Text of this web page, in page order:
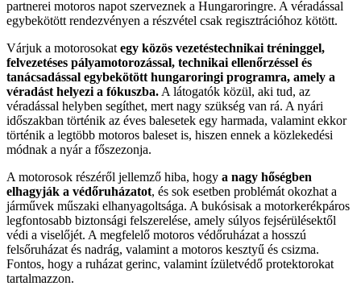
partnerei motoros napot szerveznek a Hungaroringre. A véradással
egybekötött rendezvényen a részvétel csak regisztrációhoz kötött.
Várjuk a motorosokat egy közös vezetéstechnikai tréninggel,
felvezetéses pályamotorozással, technikai ellenőrzéssel és
tanácsadással egybekötött hungaroringi programra, amely a
véradást helyezi a fókuszba. A látogatók közül, aki tud, az
véradással helyben segíthet, mert nagy szükség van rá. A nyári
időszakban történik az éves balesetek egy harmada, valamint ekkor
történik a legtöbb motoros baleset is, hiszen ennek a közlekedési
módnak a nyár a főszezonja.
A motorosok részéről jellemző hiba, hogy a nagy hőségben
elhagyják a védőruházatot, és sok esetben problémát okozhat a
járművek műszaki elhanyagoltsága. A bukósisak a motorkerékpáros
legfontosabb biztonsági felszerelése, amely súlyos fejsérülésektől
védi a viselőjét. A megfelelő motoros védőruházat a hosszú
felsőruházat és nadrág, valamint a motoros kesztyű és csizma.
Fontos, hogy a ruházat gerinc, valamint ízületvédő protektorokat
tartalmazzon.